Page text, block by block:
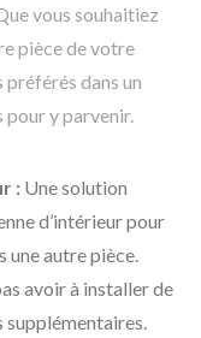
vous souhaitiez
pièce de votre
dans un
y parvenir.
: Une solution
d’intérieur pour
une autre pièce.
avoir à installer de